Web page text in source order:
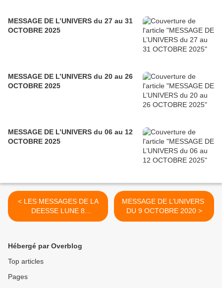
MESSAGE DE L’UNIVERS du 27 au 31
OCTOBRE 2025
MESSAGE DE L’UNIVERS du 20 au 26
OCTOBRE 2025
MESSAGE DE L’UNIVERS du 06 au 12
OCTOBRE 2025
< LES MESSAGES DE LA
DEESSE LUNE 8
OCTOBRE 2020
MESSAGE DE L’UNIVERS
DU 9 OCTOBRE 2020 >
Hébergé par Overblog
Top articles
Pages